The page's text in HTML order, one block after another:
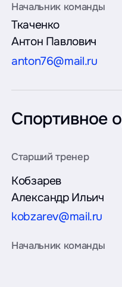
Ткаченко
Антон Павлович
anton76@mail.ru
Спортивное
Кобзарев
Александр Ильич
kobzarev@mail.ru